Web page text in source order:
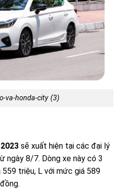
va-honda-city (3)
sẽ xuất hiện tại các đại lý
ngày 8/7. Dòng xe này có 3
559 triệu, L với mức giá 589